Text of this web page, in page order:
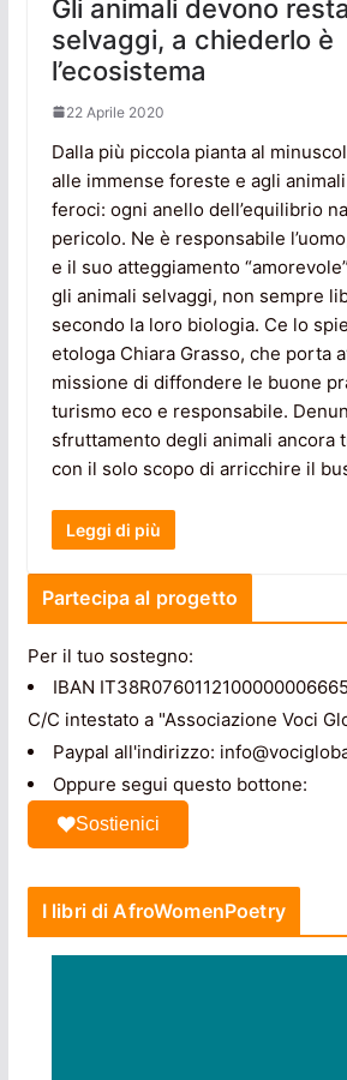
Gli animali devono
selvaggi, a chiederlo è
l’ecosistema
22 Aprile 2020
Dalla più piccola pianta al
alle immense foreste e agli
feroci: ogni anello dell’equilibrio
pericolo. Ne è responsabile
e il suo atteggiamento
gli animali selvaggi, non sempre
secondo la loro biologia. Ce lo
etologa Chiara Grasso, che porta
missione di diffondere le buone
turismo eco e responsabile.
sfruttamento degli animali ancora
con il solo scopo di arricchire il
Leggi di più
Partecipa al progetto
Per il tuo sostegno:
IBAN
C/C intestato a "Associazione Voci
Paypal all'indirizzo:
Oppure segui questo bottone:
Sostienici
I libri di AfroWomenPoetry